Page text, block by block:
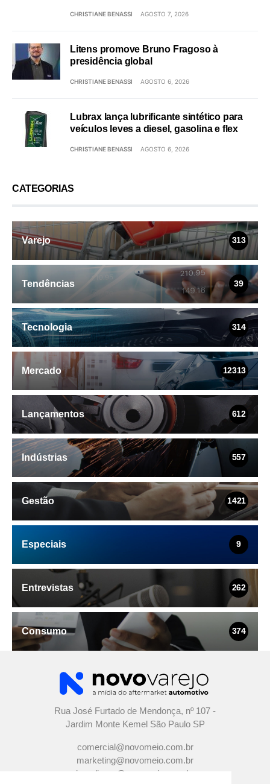
CHRISTIANE BENASSI AGOSTO 7, 2026
Litens promove Bruno Fragoso à
presidência global
CHRISTIANE BENASSI AGOSTO 6, 2026
Lubrax lança lubrificante sintético para
veículos leves a diesel, gasolina e flex
CHRISTIANE BENASSI AGOSTO 6, 2026
CATEGORIAS
Varejo 313
Tendências 39
Tecnologia 314
Mercado 12313
Lançamentos 612
Indústrias 557
Gestão 1421
Especiais 9
Entrevistas 262
Consumo 374
Rua José Furtado de Mendonça, nº 107 -
Jardim Monte Kemel São Paulo SP
comercial@novomeio.com.br
marketing@novomeio.com.br
jornalismo@novomeio.com.br